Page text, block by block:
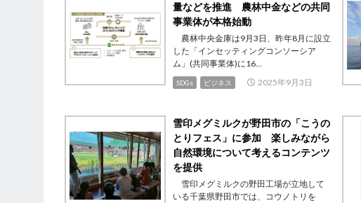
量などを推進 農林中金などの共同
事業体が本格始動
農林中央金庫は9月3日、昨年8月に設立
した「インセッティングコンソーシア
ム」(共同事業体)に16...
SDGs ビジネス 2025年9月3日
雪印メグミルクが野田市の「こうの
とりフェス」に参加 楽しみながら
自然環境について考えるコンテンツ
を提供
雪印メグミルクの野田工場が立地して
いる千葉県野田市では、コウノトリを